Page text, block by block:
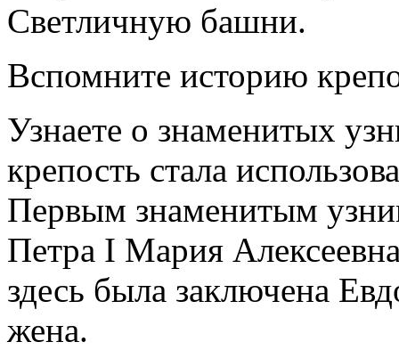
Светличную башни.
Вспомните историю
Узнаете о знаменитых
крепость стала
Первым знаменитым
Петра I Мария
здесь была заключена
жена.